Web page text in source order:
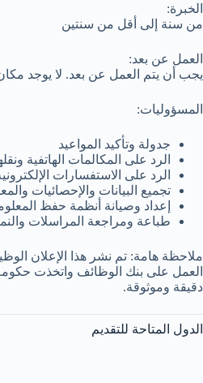
الخبرة:
من سنة إلى أقل من سنتين
العمل عن بعد:
يجب أن يتم العمل عن بعد. لا يوجد
المسؤوليات:
جدولة وتأكيد المواعيد
الرد على المكالمات الهاتفية
الرد على الاستفسارات
تجميع البيانات والإحصائيات
إعداد وصيانة أنظمة حفظ
طباعة ومراجعة المراسلات
ملاحظة هامة: تم نشر هذا الإعلان
العمل على بنك الوظائف واتخذت
دقيقة وموثوقة.
الدول المتاحة للتقديم